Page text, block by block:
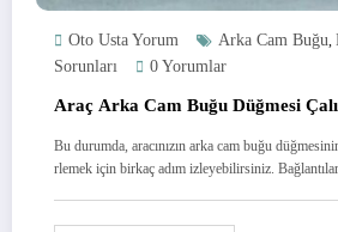
Oto Usta Yorum Arka Cam Buğu
Sorunları
0 Yorumlar
Araç Arka Cam Buğu Düğmesi
Bu durumda, aracınızın arka cam buğu
rlemek için birkaç adım izleyebilirsiniz.